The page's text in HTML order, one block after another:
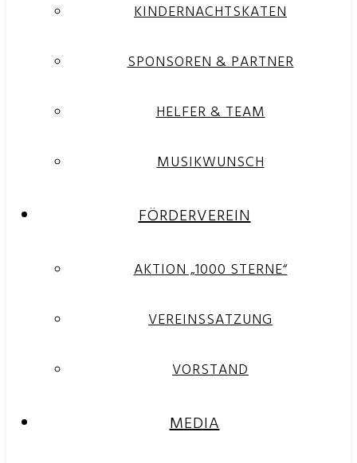
KINDERNACHTSKATEN
SPONSOREN & PARTNER
HELFER & TEAM
MUSIKWUNSCH
FÖRDERVEREIN
AKTION „1000 STERNE“
VEREINSSATZUNG
VORSTAND
MEDIA